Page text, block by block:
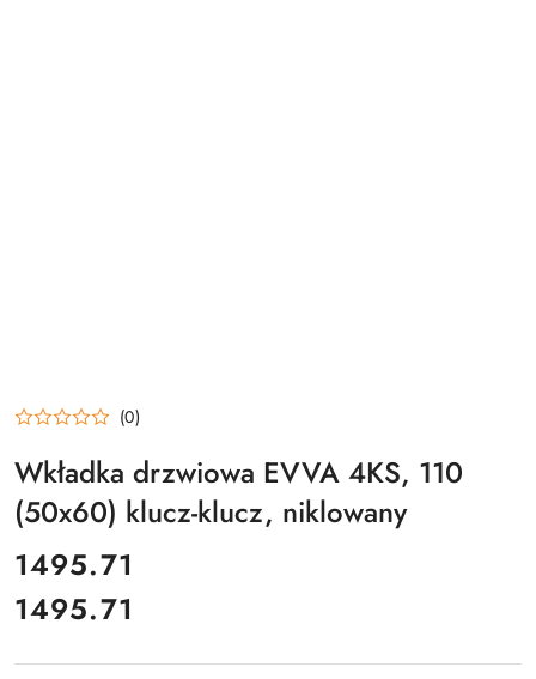
(0)
Wkładka drzwiowa EVVA 4KS, 110
(50x60) klucz-klucz, niklowany
cena:
1495.71
Cena:
1495.71